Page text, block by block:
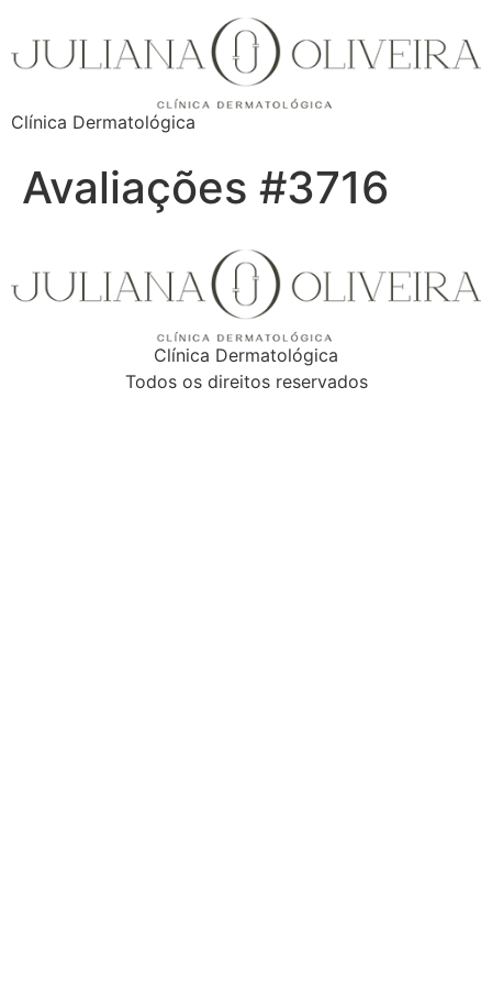
Clínica Dermatológica
Avaliações #3716
Clínica Dermatológica
Todos os direitos reservados